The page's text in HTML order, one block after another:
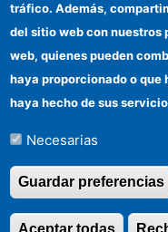
IEGD
Sede electrónica CSIC
Organismos
Información para
Cómo llegar
tráfico. Además,
del sitio web con nuestros
web, quienes pueden
haya proporcionado o que
haya hecho de sus
Necesarias
Guardar preferencias
Aceptar todas